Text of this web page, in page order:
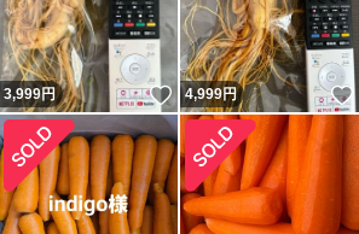
いいね！
3,999円 いいね！
4,999円